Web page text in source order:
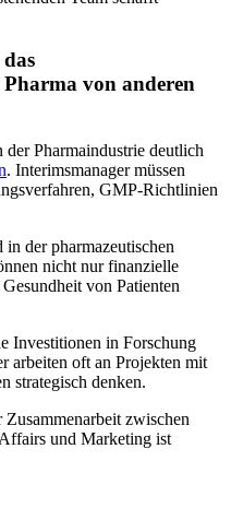
von anderen
Pharmaindustrie deutlich
. Interimsmanager müssen
GMP-Richtlinien
der pharmazeutischen
nicht nur finanzielle
von Patienten
Investitionen in Forschung
arbeiten oft an Projekten mit
strategisch denken.
zwischen
und Marketing ist